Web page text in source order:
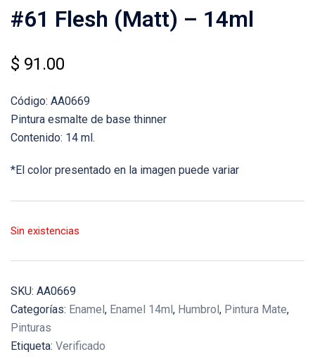
#61 Flesh (Matt) – 14ml
$ 91.00
Código: AA0669
Pintura esmalte de base thinner
Contenido: 14 ml.
*El color presentado en la imagen puede variar
Sin existencias
SKU: AA0669
Categorías: Enamel, Enamel 14ml, Humbrol, Pintura Mate,
Pinturas
Etiqueta: Verificado